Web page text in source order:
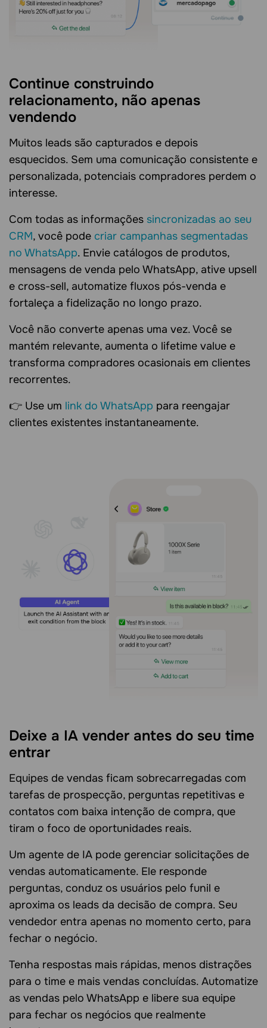
Continue construindo
relacionamento, não apenas
vendendo
Muitos leads são capturados e depois
esquecidos. Sem uma comunicação consistente e
personalizada, potenciais compradores perdem o
interesse.
Com todas as informações sincronizadas ao seu
CRM, você pode criar campanhas segmentadas
no WhatsApp. Envie catálogos de produtos,
mensagens de venda pelo WhatsApp, ative upsell
e cross-sell, automatize fluxos pós-venda e
fortaleça a fidelização no longo prazo.
Você não converte apenas uma vez. Você se
mantém relevante, aumenta o lifetime value e
transforma compradores ocasionais em clientes
recorrentes.
👉 Use um link do WhatsApp para reengajar
clientes existentes instantaneamente.
Deixe a IA vender antes do seu time
entrar
Equipes de vendas ficam sobrecarregadas com
tarefas de prospecção, perguntas repetitivas e
contatos com baixa intenção de compra, que
tiram o foco de oportunidades reais.
Um agente de IA pode gerenciar solicitações de
vendas automaticamente. Ele responde
perguntas, conduz os usuários pelo funil e
aproxima os leads da decisão de compra. Seu
vendedor entra apenas no momento certo, para
fechar o negócio.
Tenha respostas mais rápidas, menos distrações
para o time e mais vendas concluídas. Automatize
as vendas pelo WhatsApp e libere sua equipe
para fechar os negócios que realmente